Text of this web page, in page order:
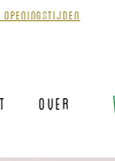
openingstijden
Over